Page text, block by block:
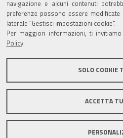
navigazione e alcuni contenuti
preferenze possono essere
laterale "Gestisci impostazioni cookie".
Per maggiori informazioni, ti
Policy
SOLO COOKIE
ACCETTA
tramite PagoPA con Modalità
pagamento al seguente link
Codice IBAN per le pubbliche
Banca D’Italia:
Mappa del sito Privacy
Area riservata